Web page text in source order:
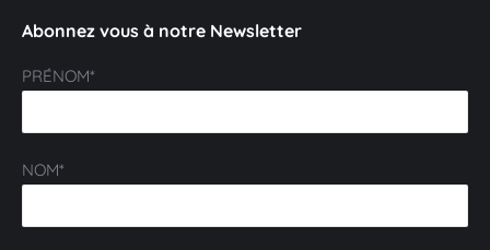
Abonnez vous à notre Newsletter
PRÉNOM*
NOM*